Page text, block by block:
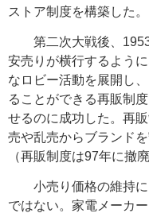
ストア制度を構築した。
第二次大戦後、1953
安売りが横行するよう
なロビー活動を展開し
ることができる再販制
せるのに成功した。再
売や乱売からブランド
（再販制度は97年に撤
小売り価格の維持
ではない。家電メーカー